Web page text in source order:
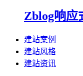
Zblog响应
建站案例
建站风格
建站资讯